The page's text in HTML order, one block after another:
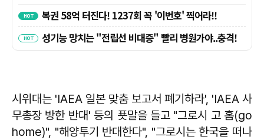
시위대는 'IAEA 일본 맞춤 보고서 폐기하라', 'IAEA 사
무총장 방한 반대' 등의 푯말을 들고 "그로시 고 홈(go
home)", "해양투기 반대한다", "그로시는 한국을 떠나